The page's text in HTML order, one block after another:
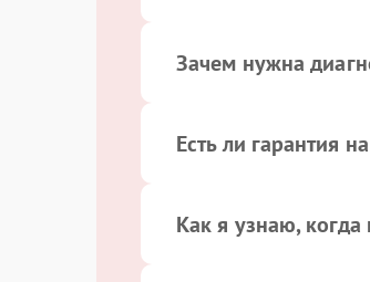
Зачем нужна
Есть ли гарантия
Как я узнаю, когда